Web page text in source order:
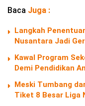
Baca Juga :
Langkah
Nusantara Jadi
Kawal Program
Demi Pendidikan
Meski Tumbang
Tiket 8 Besar Liga